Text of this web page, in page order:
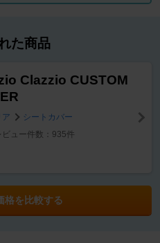
た商品
Clazzio CUSTOM
ア
シートカバー
ビュー件数：935件
格を比較する